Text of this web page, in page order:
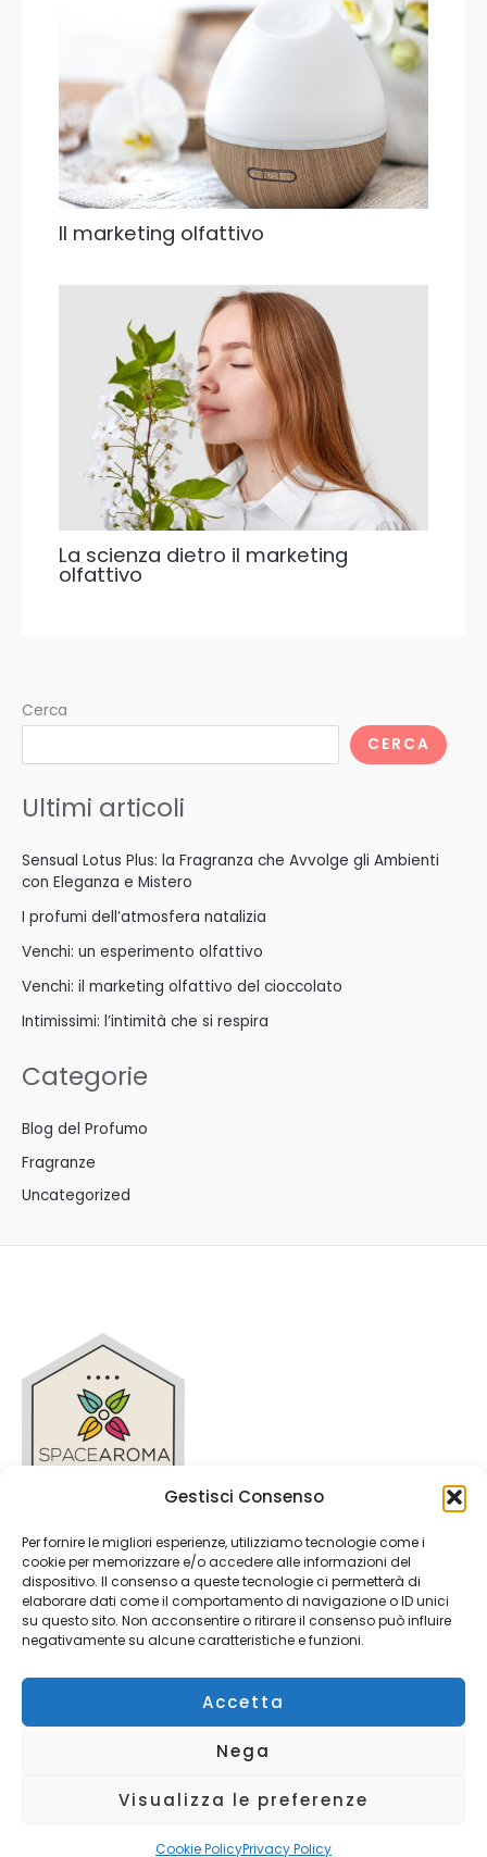
Gestisci Consenso
Per fornire le migliori esperienze, utilizziamo tecnologie come i
cookie per memorizzare e/o accedere alle informazioni del
dispositivo. Il consenso a queste tecnologie ci permetterà di
elaborare dati come il comportamento di navigazione o ID unici
su questo sito. Non acconsentire o ritirare il consenso può influire
negativamente su alcune caratteristiche e funzioni.
Accetta
Nega
Visualizza le preferenze
Cookie PolicyPrivacy Policy
Il marketing olfattivo
La scienza dietro il marketing
olfattivo
Cerca
CERCA
Ultimi articoli
Sensual Lotus Plus: la Fragranza che Avvolge gli Ambienti
con Eleganza e Mistero
I profumi dell’atmosfera natalizia
Venchi: un esperimento olfattivo
Venchi: il marketing olfattivo del cioccolato
Intimissimi: l’intimità che si respira
Categorie
Blog del Profumo
Fragranze
Uncategorized
Privacy Policy
Condizioni Generali
Cookie Policy (UE)